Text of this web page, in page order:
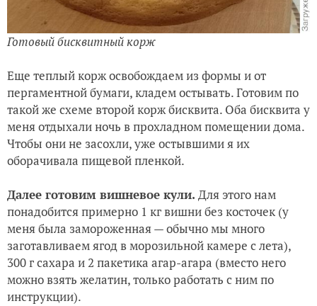
Готовый бисквитный корж
Еще теплый корж освобождаем из формы и от
пергаментной бумаги, кладем остывать. Готовим по
такой же схеме второй корж бисквита. Оба бисквита у
меня отдыхали ночь в прохладном помещении дома.
Чтобы они не засохли, уже остывшими я их
оборачивала пищевой пленкой.
Далее готовим вишневое кули. Для этого нам
понадобится примерно 1 кг вишни без косточек (у
меня была замороженная — обычно мы много
заготавливаем ягод в морозильной камере с лета),
300 г сахара и 2 пакетика агар-агара (вместо него
можно взять желатин, только работать с ним по
инструкции).